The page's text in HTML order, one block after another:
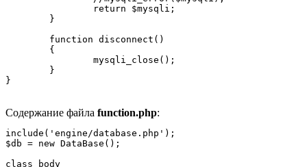
}
Содержание файла function.php:
include('engine/database.php');
$db = new DataBase();
class body